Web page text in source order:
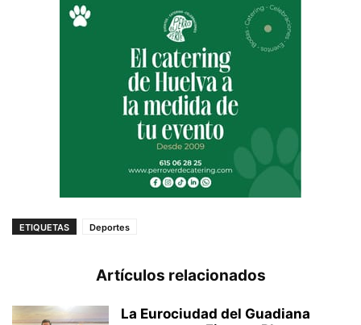
ETIQUETAS Deportes
Artículos relacionados
La Eurociudad del Guadiana